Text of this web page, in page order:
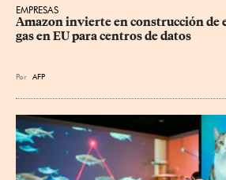
EMPRESAS
Amazon invierte en construcción de
gas en EU para centros de datos
Por AFP